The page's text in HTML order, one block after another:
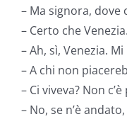
– Ma signora, dove
– Certo che
– Ah, sì, Venezia.
– A chi non
– Ci viveva? Non c’è
– No, se n’è